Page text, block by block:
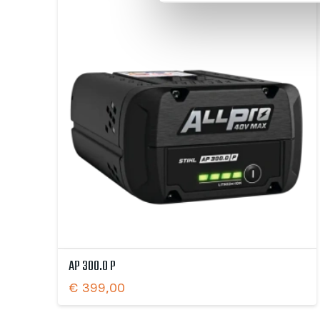
AP 300.0 P
€ 399,00